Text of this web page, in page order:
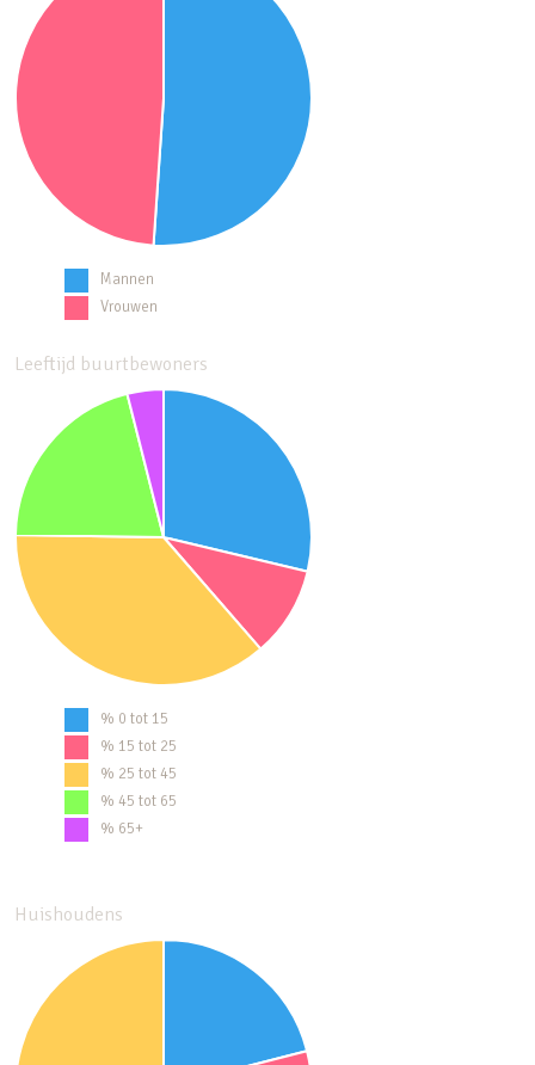
Mannen
Vrouwen
Leeftijd buurtbewoners
% 0 tot 15
% 15 tot 25
% 25 tot 45
% 45 tot 65
% 65+
Huishoudens